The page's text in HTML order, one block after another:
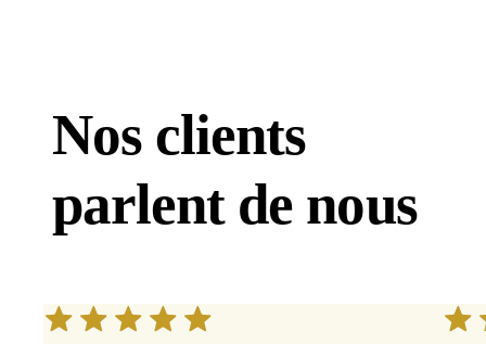
Nos clients
parlent de nous